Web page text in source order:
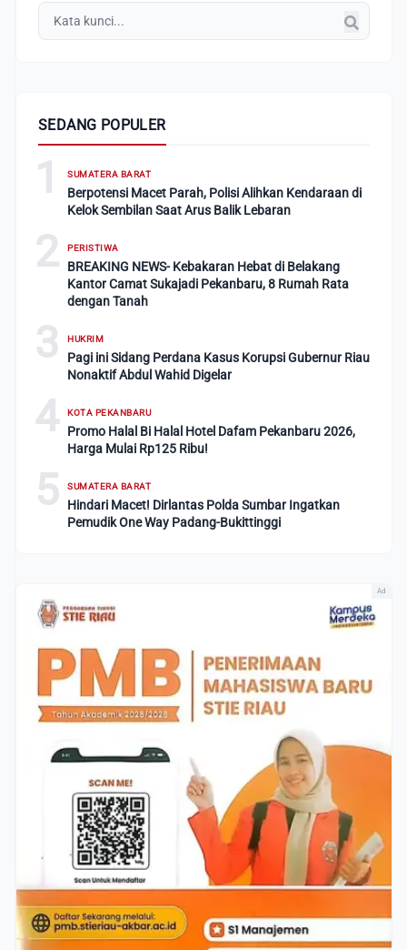
SEDANG POPULER
1 SUMATERA BARAT
Berpotensi Macet Parah, Polisi Alihkan Kendaraan di
Kelok Sembilan Saat Arus Balik Lebaran
2 PERISTIWA
BREAKING NEWS- Kebakaran Hebat di Belakang
Kantor Camat Sukajadi Pekanbaru, 8 Rumah Rata
dengan Tanah
3 HUKRIM
Pagi ini Sidang Perdana Kasus Korupsi Gubernur Riau
Nonaktif Abdul Wahid Digelar
4 KOTA PEKANBARU
Promo Halal Bi Halal Hotel Dafam Pekanbaru 2026,
Harga Mulai Rp125 Ribu!
5 SUMATERA BARAT
Hindari Macet! Dirlantas Polda Sumbar Ingatkan
Pemudik One Way Padang-Bukittinggi
Ad